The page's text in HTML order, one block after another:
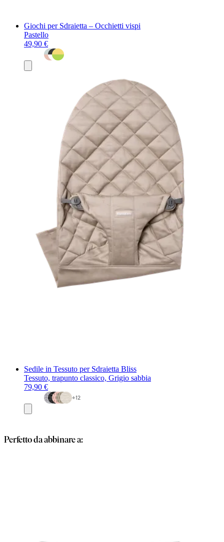
Giochi per Sdraietta – Occhietti vispi
Pastello
49,90 €
al
Sedile in Tessuto per Sdraietta Bliss
Tessuto, trapunto classico, Grigio sabbia
79,90 €
+12
al
Perfetto da abbinare a: